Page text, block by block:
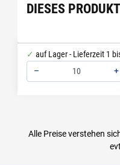
DIESES
auf Lager - Lieferzeit 1
–
+
Alle Preise verstehen